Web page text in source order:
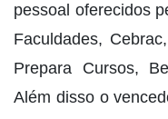
pessoal oferecidos
Faculdades,
Prepara Cursos,
Além disso o